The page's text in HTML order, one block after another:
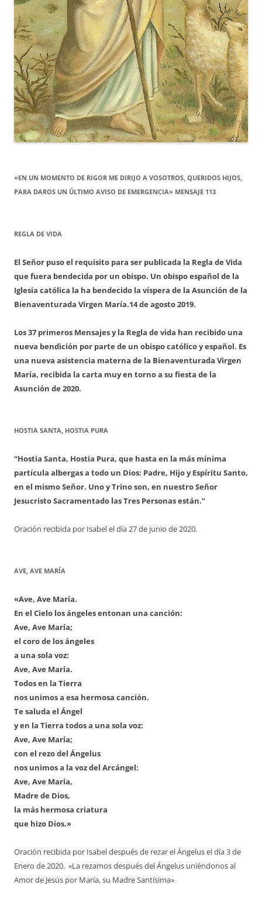
«EN UN MOMENTO DE RIGOR ME DIRIJO A VOSOTROS, QUERIDOS HIJOS,
PARA DAROS UN ÚLTIMO AVISO DE EMERGENCIA» MENSAJE 113
REGLA DE VIDA
El Señor puso el requisito para ser publicada la Regla de Vida
que fuera bendecida por un obispo. Un obispo español de la
Iglesia católica la ha bendecido la víspera de la Asunción de la
Bienaventurada Virgen María.14 de agosto 2019.
Los 37 primeros Mensajes y la Regla de vida han recibido una
nueva bendición por parte de un obispo católico y español. Es
una nueva asistencia materna de la Bienaventurada Virgen
María, recibida la carta muy en torno a su fiesta de la
Asunción de 2020.
HOSTIA SANTA, HOSTIA PURA
“Hostia Santa, Hostia Pura, que hasta en la más mínima
partícula albergas a todo un Dios: Padre, Hijo y Espíritu Santo,
en el mismo Señor. Uno y Trino son, en nuestro Señor
Jesucristo Sacramentado las Tres Personas están.”
Oración recibida por Isabel el día 27 de junio de 2020.
AVE, AVE MARÍA
«Ave, Ave María.
En el Cielo los ángeles entonan una canción:
Ave, Ave María;
el coro de los ángeles
a una sola voz:
Ave, Ave María.
Todos en la Tierra
nos unimos a esa hermosa canción.
Te saluda el Ángel
y en la Tierra todos a una sola voz:
Ave, Ave María;
con el rezo del Ángelus
nos unimos a la voz del Arcángel:
Ave, Ave María,
Madre de Dios,
la más hermosa criatura
que hizo Dios.»
Oración recibida por Isabel después de rezar el Ángelus el día 3 de
Enero de 2020. «La rezamos después del Ángelus uniéndonos al
Amor de Jesús por María, su Madre Santísima»